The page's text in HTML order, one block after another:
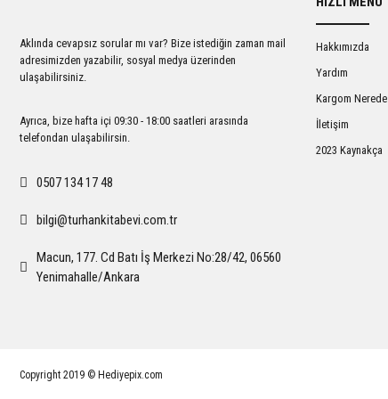
Ürün fiyatı diğer sitelerden daha pahalı.
Bu ürüne benzer farklı alternatifler olmalı.
Aklında cevapsız sorular mı var? Bize istediğin zaman mail
adresimizden yazabilir, sosyal medya üzerinden
ulaşabilirsiniz.
Ayrıca, bize hafta içi 09:30 - 18:00 saatleri arasında
telefondan ulaşabilirsin.
0507 134 17 48
bilgi@turhankitabevi.com.tr
Macun, 177. Cd Batı İş Merkezi No:28/42, 06560
Yenimahalle/Ankara
Hakkımızda
Yardım
Kargom Nerede
İletişim
2023 Kaynakça
Copyright 2019 © Hediyepix.com